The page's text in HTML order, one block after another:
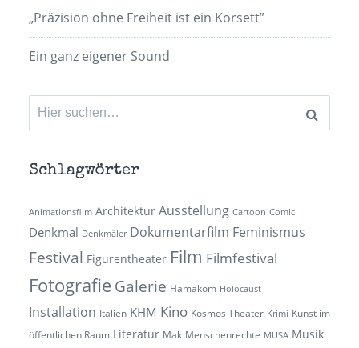
„Präzision ohne Freiheit ist ein Korsett”
Ein ganz eigener Sound
Suchen
nach:
Schlagwörter
Animationsfilm Architektur Ausstellung Cartoon Comic
Denkmal Denkmäler Dokumentarfilm Feminismus
Festival Figurentheater Film Filmfestival
Fotografie Galerie Hamakom Holocaust
Installation Italien KHM Kino Kosmos Theater Krimi Kunst im
öffentlichen Raum Literatur Mak Menschenrechte MUSA Musik